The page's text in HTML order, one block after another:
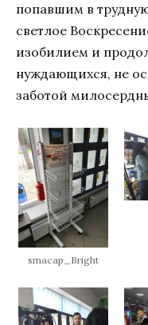
попавшим в
светлое
изобилием и
нуждающихся, не
заботой
smacap_Bright